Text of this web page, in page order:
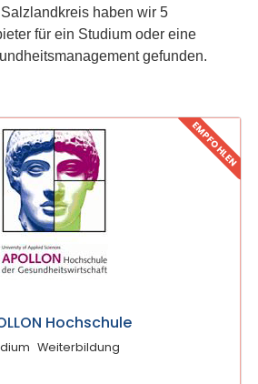
haben wir 5
für ein Studium oder eine
gefunden.
EMPFOHLEN
Hochschule
Weiterbildung